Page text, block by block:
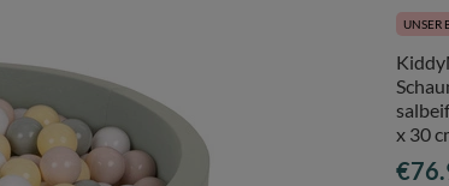
UNSER
x 30